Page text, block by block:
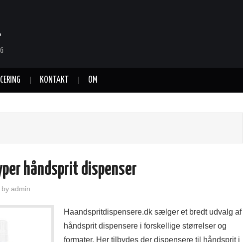
KONTAKT OM
håndsprit dispenser
by admin
Haandspritdispensere.dk sælger et bredt udvalg af
håndsprit dispensere i forskellige størrelser og
formater. Her tilbydes der dispensere til håndsprit i